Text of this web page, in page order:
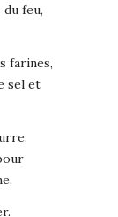
feu,
farines,
sel et